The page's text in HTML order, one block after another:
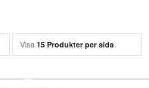
Visa 15 Produkter per sida